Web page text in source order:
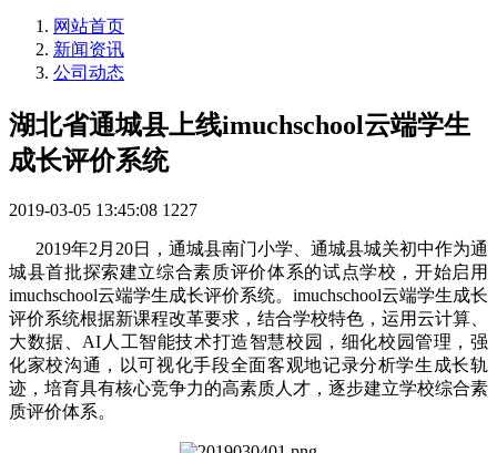
网站首页
新闻资讯
公司动态
湖北省通城县上线imuchschool云端学生
成长评价系统
2019-03-05 13:45:08 1227
2019年2月20日，通城县南门小学、通城县城关初中作为通
城县首批探索建立综合素质评价体系的试点学校，开始启用
imuchschool云端学生成长评价系统。imuchschool云端学生成长
评价系统根据新课程改革要求，结合学校特色，运用云计算、
大数据、AI人工智能技术打造智慧校园，细化校园管理，强
化家校沟通，以可视化手段全面客观地记录分析学生成长轨
迹，培育具有核心竞争力的高素质人才，逐步建立学校综合素
质评价体系。